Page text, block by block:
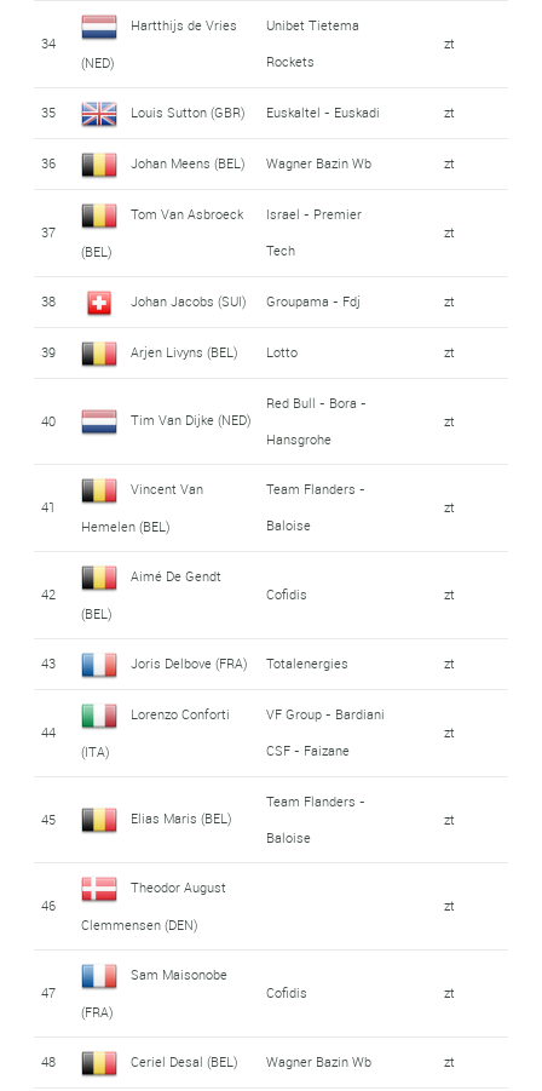
34
Hartthijs de Vries
(NED)
Unibet Tietema
Rockets
zt
35 Louis Sutton (GBR) Euskaltel - Euskadi zt
36 Johan Meens (BEL) Wagner Bazin Wb zt
37
Tom Van Asbroeck
(BEL)
Israel - Premier
Tech
zt
38 Johan Jacobs (SUI) Groupama - Fdj zt
39 Arjen Livyns (BEL) Lotto zt
40 Tim Van Dijke (NED)
Red Bull - Bora -
Hansgrohe
zt
41
Vincent Van
Hemelen (BEL)
Team Flanders -
Baloise
zt
42
Aimé De Gendt
(BEL)
Cofidis zt
43 Joris Delbove (FRA) Totalenergies zt
44
Lorenzo Conforti
(ITA)
VF Group - Bardiani
CSF - Faizane
zt
45 Elias Maris (BEL)
Team Flanders -
Baloise
zt
46
Theodor August
Clemmensen (DEN)
zt
47
Sam Maisonobe
(FRA)
Cofidis zt
48 Ceriel Desal (BEL) Wagner Bazin Wb zt